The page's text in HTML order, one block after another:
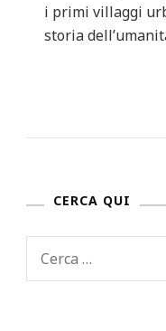
i primi villaggi
storia
CERCA QUI